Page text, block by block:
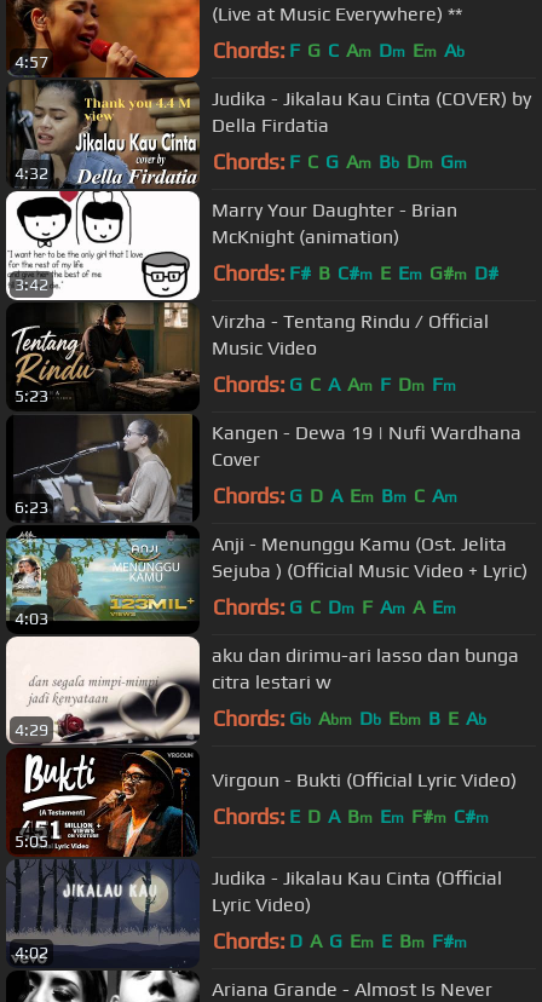
4:57
(Live at Music Everywhere) **
Chords: F G C Am Dm Em Ab
4:32
Judika - Jikalau Kau Cinta (COVER) by
Della Firdatia
Chords: F C G Am Bb Dm Gm
3:42
Marry Your Daughter - Brian
McKnight (animation)
Chords: F# B C#m E Em G#m D#
5:23
Virzha - Tentang Rindu / Official
Music Video
Chords: G C A Am F Dm Fm
6:23
Kangen - Dewa 19 | Nufi Wardhana
Cover
Chords: G D A Em Bm C Am
4:03
Anji - Menunggu Kamu (Ost. Jelita
Sejuba ) (Official Music Video + Lyric)
Chords: G C Dm F Am A Em
4:29
aku dan dirimu-ari lasso dan bunga
citra lestari w
Chords: Gb Abm Db Ebm B E Ab
5:05
Virgoun - Bukti (Official Lyric Video)
Chords: E D A Bm Em F#m C#m
4:02
Judika - Jikalau Kau Cinta (Official
Lyric Video)
Chords: D A G Em E Bm F#m
Ariana Grande - Almost Is Never